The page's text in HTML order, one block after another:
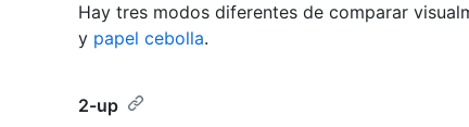
Hay tres modos diferentes de comparar
y papel cebolla.
2-up